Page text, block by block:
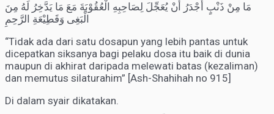
مَا مِنْ ذَنْبٍ أَجْدَرُ أَنْ يُعَجِّلَ لِصَاحِبِهِ الْعُقُوْبَةَ مَعَ مَا يَدَّخِرُ لَهُ مِنَ
الْبَغِى وَقَطِيْعَةِ الرَّحِمِ
“Tidak ada dari satu dosapun yang lebih pantas untuk
dicepatkan siksanya bagi pelaku dosa itu baik di dunia
maupun di akhirat daripada melewati batas (kezaliman)
dan memutus silaturahim” [Ash-Shahihah no 915]
Di dalam syair dikatakan.